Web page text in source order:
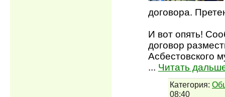
договора.
И вот опять!
договор
Асбестовского
... Читать
Категория:
08:40